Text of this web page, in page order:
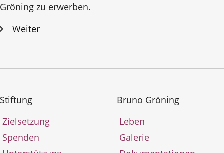
Gröning zu erwerben.
Weiter
Stiftung
Zielsetzung
Spenden
Bruno Gröning
Leben
Galerie